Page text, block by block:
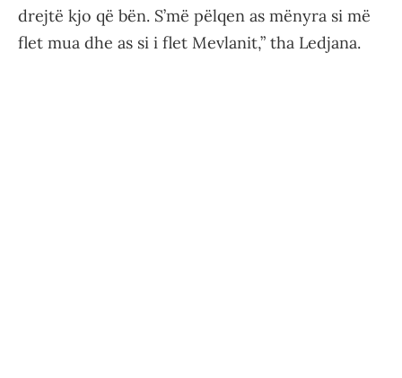
drejtë kjo që bën. S’më pëlqen as mënyra si më
flet mua dhe as si i flet Mevlanit,” tha Ledjana.